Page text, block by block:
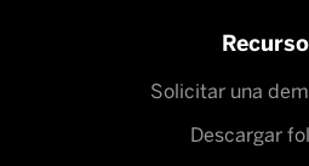
Solicitar una
Descargar